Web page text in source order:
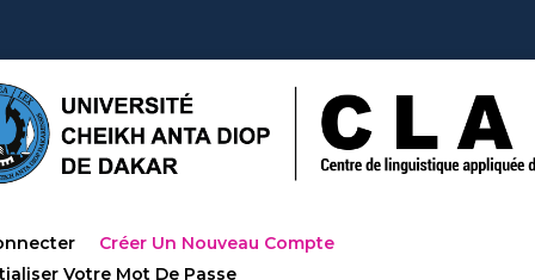
Créer Un Nouveau Compte
Votre Mot De Passe